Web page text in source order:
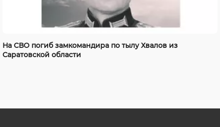
На СВО погиб замкомандира по тылу Хвалов из
Саратовской области